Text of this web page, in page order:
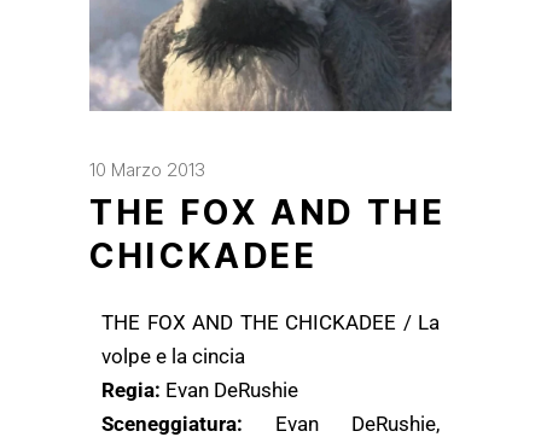
10 Marzo 2013
THE FOX AND THE
CHICKADEE
THE FOX AND THE CHICKADEE / La
volpe e la cincia
Regia: Evan DeRushie
Sceneggiatura: Evan DeRushie,